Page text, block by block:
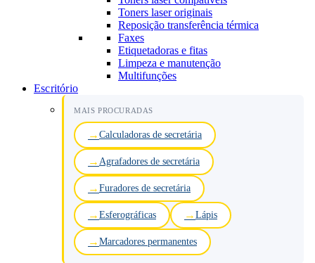
Toners laser originais
Reposição transferência térmica
Faxes
Etiquetadoras e fitas
Limpeza e manutenção
Multifunções
Escritório
MAIS PROCURADAS
Calculadoras de secretária
Agrafadores de secretária
Furadores de secretária
Esferográficas Lápis
Marcadores permanentes